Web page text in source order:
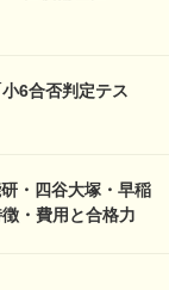
6合否判定テス
・四谷大塚・早稲
・費用と合格力